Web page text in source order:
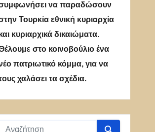
να παραδώσουν
Τουρκία εθνική κυριαρχία
κυριαρχικά δικαιώματα.
στο κοινοβούλιο ένα
πατριωτικό κόμμα, για να
χαλάσει τα σχέδια.